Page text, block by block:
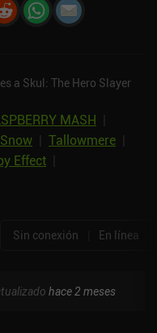
a Skul: The Hero Slayer
MASH
Tallowmere
Effect
Sin conexión En línea
hace 2 meses